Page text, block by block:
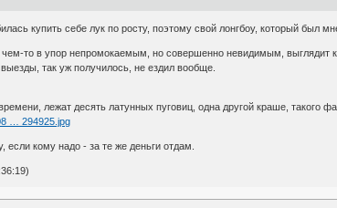
купить себе лук по росту, поэтому свой лонгбоу, который был
то в упор непромокаемым, но совершенно невидимым, выглядит
так уж получилось, не ездил вообще.
лежат десять латунных пуговиц, одна другой краше, такого
… 294925.jpg
если кому надо - за те же деньги отдам.